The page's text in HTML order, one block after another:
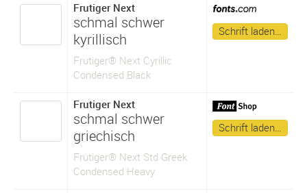
Frutiger Next
schmal schwer
kyrillisch
Frutiger® Next Cyrillic
Condensed Black
Schrift laden…
Frutiger Next
schmal schwer
griechisch
Frutiger® Next Std Greek
Condensed Heavy
Schrift laden…